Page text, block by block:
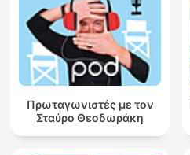
Πρωταγωνιστές με τον
Σταύρο Θεοδωράκη